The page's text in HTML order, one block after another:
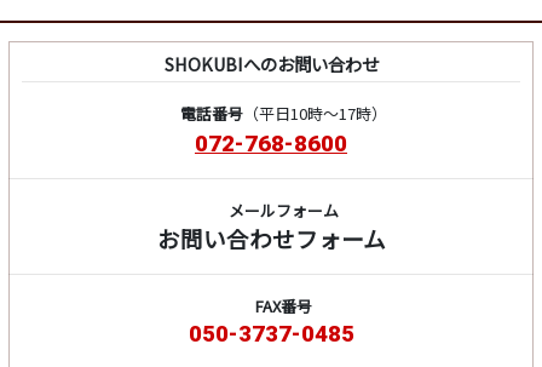
SHOKUBIへのお問い合わせ
電話番号（平日10時～17時）
072-768-8600
メールフォーム
お問い合わせフォーム
FAX番号
050-3737-0485